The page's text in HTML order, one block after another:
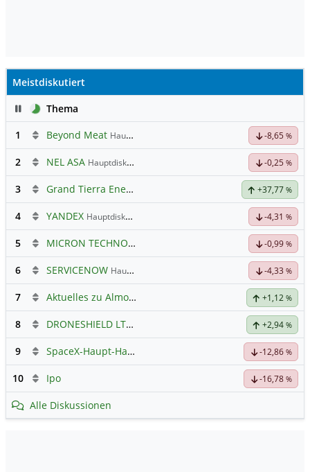
Meistdiskutiert
PauseThema
1
Beyond Meat Hauptdiskussion -8,65 %
2 NEL ASA Hauptdiskussion -0,25 %
3 Grand Tierra Energy +37,77 %
4 YANDEX Hauptdiskussion -4,31 %
5 MICRON TECHNOLOGY -0,99 %
6 SERVICENOW Hauptdiskussion -4,33 %
7 Aktuelles zu Almonty Industries +1,12 %
8 DRONESHIELD LTD +2,94 %
9 SpaceX-Haupt-Hauptforum -12,86 %
10 Ipo -16,78 %
Alle Diskussionen